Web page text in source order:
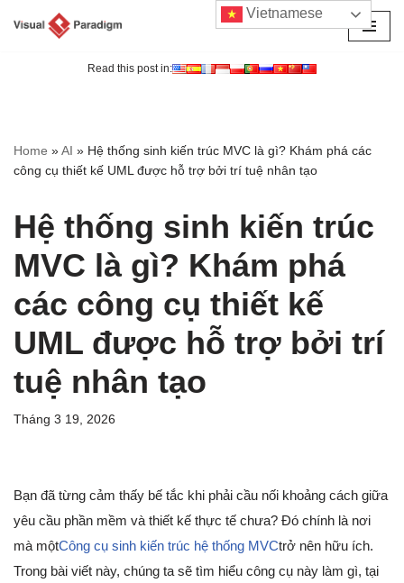
Read this post in:
Home »AI » Hệ thống sinh kiến trúc MVC là gì? Khám phá các
công cụ thiết kế UML được hỗ trợ bởi trí tuệ nhân tạo
Hệ thống sinh kiến trúc
MVC là gì? Khám phá
các công cụ thiết kế
UML được hỗ trợ bởi trí
tuệ nhân tạo
Tháng 3 19, 2026
Bạn đã từng cảm thấy bế tắc khi phải cầu nối khoảng cách giữa
yêu cầu phần mềm và thiết kế thực tế chưa? Đó chính là nơi
mà mộtCông cụ sinh kiến trúc hệ thống MVCtrở nên hữu ích.
Trong bài viết này, chúng ta sẽ tìm hiểu công cụ này làm gì, tại
Vietnamese